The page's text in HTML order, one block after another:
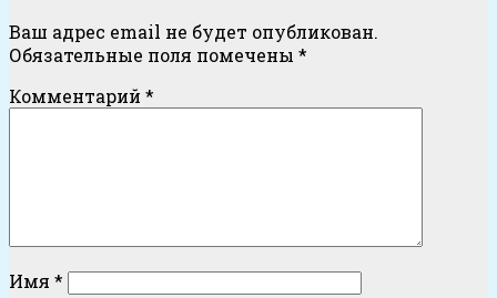
Ваш адрес email не будет опубликован.
Обязательные поля помечены *
Комментарий *
Имя *